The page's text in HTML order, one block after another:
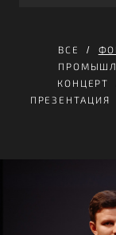
ВСЕ
КОНЦЕРТ
ПРЕЗЕНТАЦИЯ